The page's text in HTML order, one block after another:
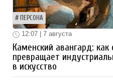
ПЕРСОНА
12:07 | 7 августа
Каменский авангард:
превращает
в искусство